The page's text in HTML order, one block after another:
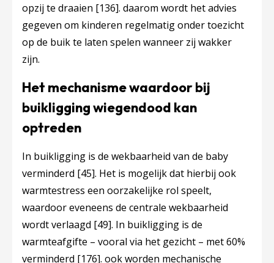
opzij te draaien [136]. daarom wordt het advies
gegeven om kinderen regelmatig onder toezicht
op de buik te laten spelen wanneer zij wakker
zijn.
Het mechanisme waardoor bij
buikligging wiegendood kan
optreden
In buikligging is de wekbaarheid van de baby
verminderd [45]. Het is mogelijk dat hierbij ook
warmtestress een oorzakelijke rol speelt,
waardoor eveneens de centrale wekbaarheid
wordt verlaagd [49]. In buikligging is de
warmteafgifte – vooral via het gezicht – met 60%
verminderd [176]. ook worden mechanische